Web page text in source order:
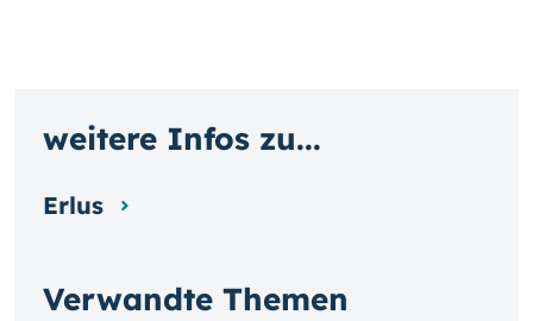
Verwandte Themen
weitere Infos zu...
Erlus